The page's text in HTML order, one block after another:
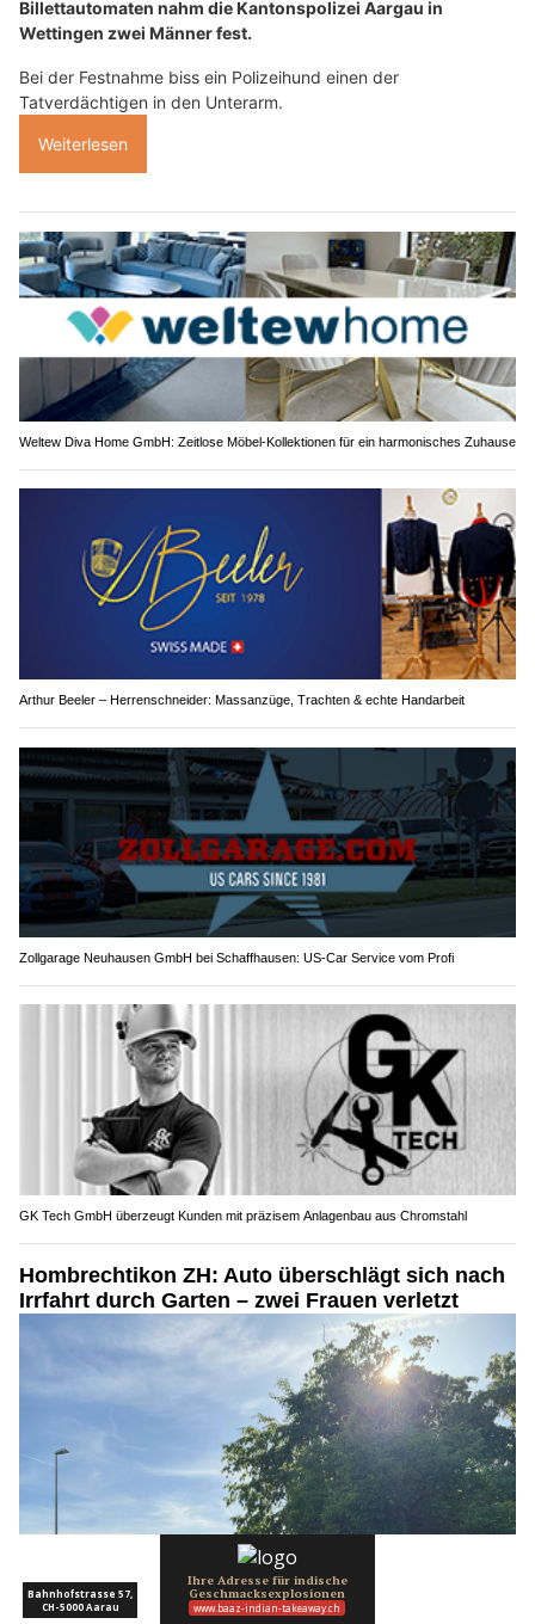
Billettautomaten nahm die Kantonspolizei Aargau in
Wettingen zwei Männer fest.
Bei der Festnahme biss ein Polizeihund einen der
Tatverdächtigen in den Unterarm.
Weiterlesen
Weltew Diva Home GmbH: Zeitlose Möbel-Kollektionen für ein harmonisches Zuhause
Arthur Beeler – Herrenschneider: Massanzüge, Trachten & echte Handarbeit
Zollgarage Neuhausen GmbH bei Schaffhausen: US-Car Service vom Profi
GK Tech GmbH überzeugt Kunden mit präzisem Anlagenbau aus Chromstahl
Hombrechtikon ZH: Auto überschlägt sich nach
Irrfahrt durch Garten – zwei Frauen verletzt